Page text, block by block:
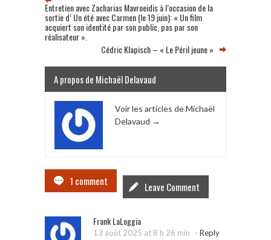
Entretien avec Zacharias Mavroeidis à l’occasion de la
sortie d’ Un été avec Carmen (le 19 juin): « Un film
acquiert son identité par son public, pas par son
réalisateur ».
Cédric Klapisch – « Le Péril jeune »
A propos de Michaël Delavaud
Voir les articles de Michaël
Delavaud →
1 comment Leave Comment
Frank LaLoggia
13 août 2025 at 8 h 26 min - Reply